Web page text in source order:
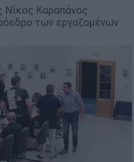
Νίκος Καραπάνος
των εργαζομένων